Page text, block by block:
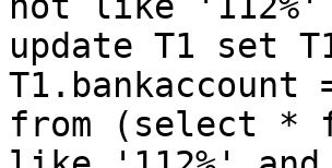
update T1 set
T1.bankaccount
from (select *